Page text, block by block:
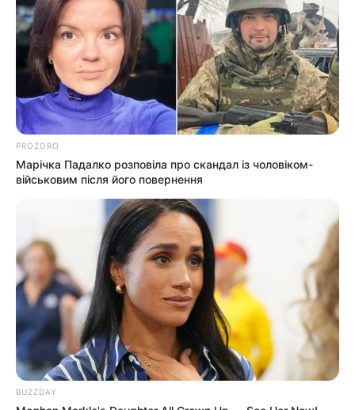
Партнерські матеріали
Події
Політика
Спорт
[wp-rss-aggregator id="2"]
Ви пропустили
PROZORO
Марічка Падалко розповіла про скандал із чоловіком-
військовим після його повернення
BUZZDAY